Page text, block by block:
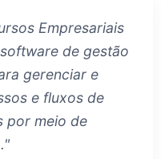
Empresariais
de gestão
gerenciar e
e fluxos de
por meio de